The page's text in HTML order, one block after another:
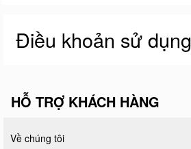
Điều khoản sử dụng
HỖ TRỢ KHÁCH HÀNG
Về chúng tôi